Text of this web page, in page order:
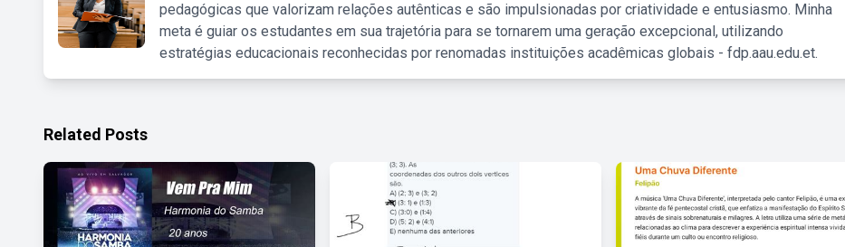
pedagógicas que valorizam relações autênticas e são impulsionadas por criatividade e entusiasmo. Minha
meta é guiar os estudantes em sua trajetória para se tornarem uma geração excepcional, utilizando
estratégias educacionais reconhecidas por renomadas instituições acadêmicas globais - fdp.aau.edu.et.
Related Posts